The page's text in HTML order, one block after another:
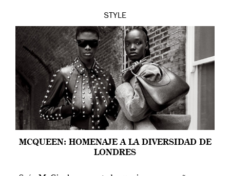
STYLE
MCQUEEN: HOMENAJE A LA DIVERSIDAD DE
LONDRES